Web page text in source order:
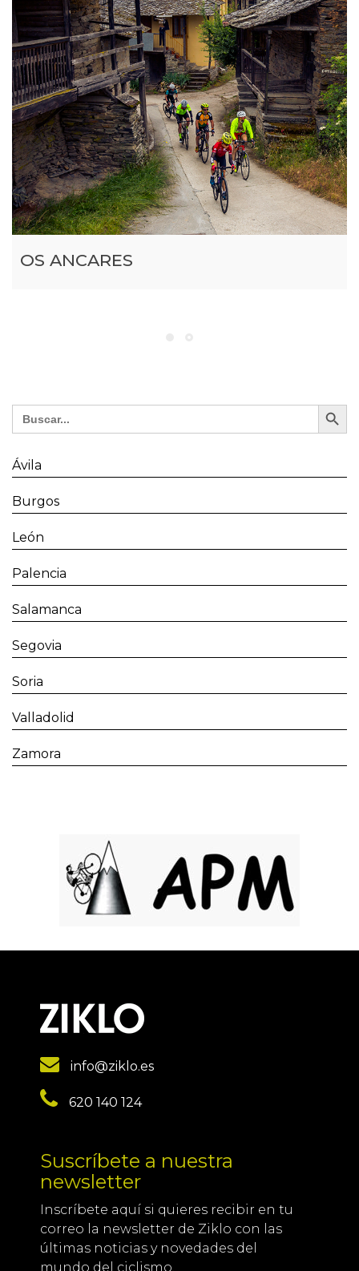
OS ANCARES
Search
for:
Search Button
Ávila
Burgos
León
Palencia
Salamanca
Segovia
Soria
Valladolid
Zamora
info@ziklo.es
620 140 124
Suscríbete a nuestra
newsletter
Inscríbete aquí si quieres recibir en tu
correo la newsletter de Ziklo con las
últimas noticias y novedades del
mundo del ciclismo.